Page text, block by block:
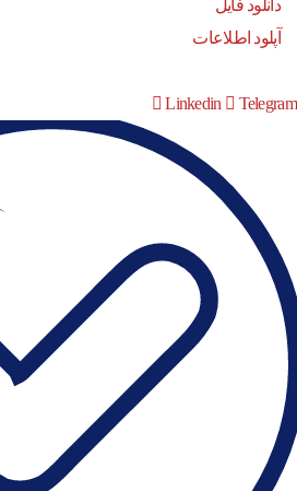
دانلود فایل
آپلود اطلاعات
Linkedin Telegram